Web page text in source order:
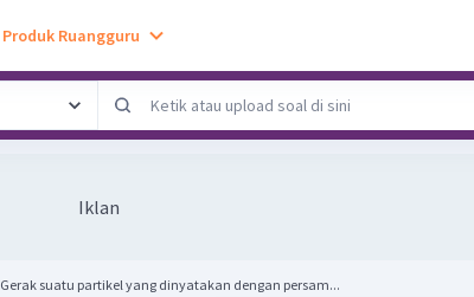
Produk Ruangguru
Iklan
Gerak suatu partikel yang dinyatakan dengan persam...